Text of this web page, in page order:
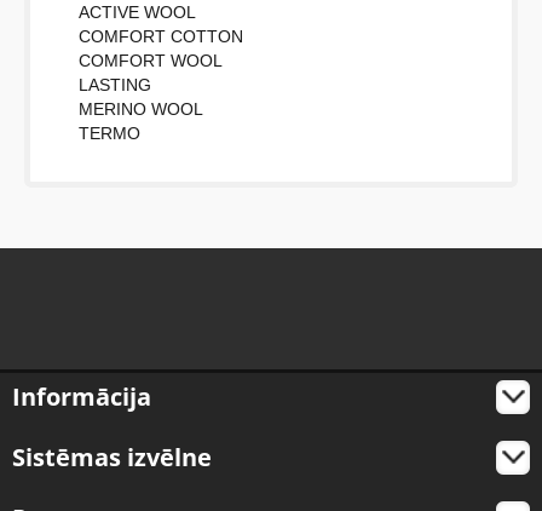
ACTIVE WOOL
COMFORT COTTON
COMFORT WOOL
LASTING
MERINO WOOL
TERMO
Informācija
Sistēmas izvēlne